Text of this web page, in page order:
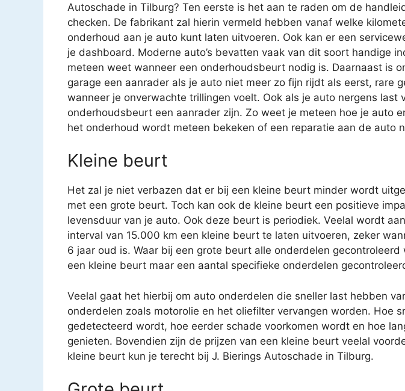
Autoschade in Tilburg? Ten eerste is het aan te raden om de
checken. De fabrikant zal hierin vermeld hebben vanaf welke
onderhoud aan je auto kunt laten uitvoeren. Ook kan er een
je dashboard. Moderne auto’s bevatten vaak van dit soort handige
meteen weet wanneer een onderhoudsbeurt nodig is. Daarnaast is
garage een aanrader als je auto niet meer zo fijn rijdt als eerst, rare
wanneer je onverwachte trillingen voelt. Ook als je auto nergens last
onderhoudsbeurt een aanrader zijn. Zo weet je meteen hoe je auto
het onderhoud wordt meteen bekeken of een reparatie aan de auto
Kleine beurt
Het zal je niet verbazen dat er bij een kleine beurt minder wordt
met een grote beurt. Toch kan ook de kleine beurt een positieve
levensduur van je auto. Ook deze beurt is periodiek. Veelal wordt
interval van 15.000 km een kleine beurt te laten uitvoeren, zeker
6 jaar oud is. Waar bij een grote beurt alle onderdelen
een kleine beurt maar een aantal specifieke onderdelen
Veelal gaat het hierbij om auto onderdelen die sneller last hebben
onderdelen zoals motorolie en het oliefilter vervangen worden. Hoe
gedetecteerd wordt, hoe eerder schade voorkomen wordt en hoe
genieten. Bovendien zijn de prijzen van een kleine beurt veelal
kleine beurt kun je terecht bij J. Bierings Autoschade in Tilburg.